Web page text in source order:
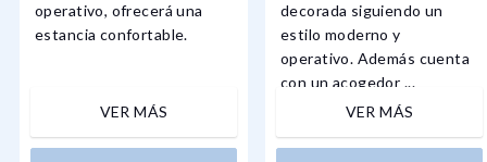
operativo, ofrecerá una
estancia confortable.
VER MÁS
decorada siguiendo un
estilo moderno y
operativo. Además cuenta
con un acogedor ...
VER MÁS